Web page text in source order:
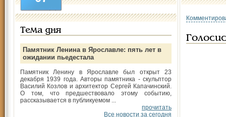
Тема дня
Памятник Ленина в Ярославле: пять лет в
ожидании пьедестала
Памятник Ленину в Ярославле был открыт 23
декабря 1939 года. Авторы памятника - скульптор
Василий Козлов и архитектор Сергей Капачинский.
О том, что предшествовало этому событию,
рассказывается в публикуемом ...
прочитать
Все новости за сегодня